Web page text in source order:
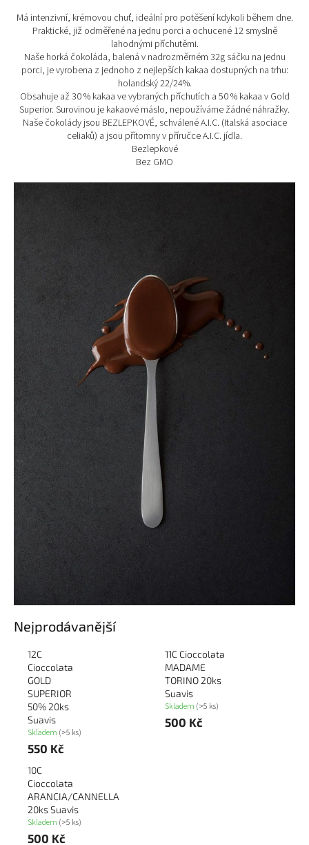
Má intenzivní, krémovou chuť, ideální pro potěšení kdykoli během dne.
Praktické, již odměřené na jednu porci a ochucené 12 smyslně
lahodnými příchutěmi.
Naše horká čokoláda, balená v nadrozměrném 32g sáčku na jednu
porci, je vyrobena z jednoho z nejlepších kakaa dostupných na trhu:
holandský 22/24%.
Obsahuje až 30 % kakaa ve vybraných příchutích a 50 % kakaa v Gold
Superior. Surovinou je kakaové máslo, nepoužíváme žádné náhražky.
Naše čokolády jsou BEZLEPKOVÉ, schválené A.I.C. (Italská asociace
celiaků) a jsou přítomny v příručce A.I.C. jídla.
Bezlepkové
Bez GMO
Nejprodávanější
12C
Cioccolata
GOLD
SUPERIOR
50% 20ks
Suavis
Skladem (>5 ks)
550 Kč
11C Cioccolata
MADAME
TORINO 20ks
Suavis
Skladem (>5 ks)
500 Kč
10C
Cioccolata
ARANCIA/CANNELLA
20ks Suavis
Skladem (>5 ks)
500 Kč